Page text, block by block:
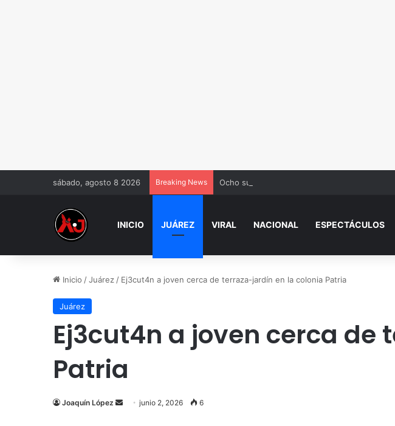
sábado, agosto 8 2026 Breaking News Ocho sui.cid.ios en pocas horas generan
INICIO JUÁREZ VIRAL NACIONAL ESPECTÁCULOS
Inicio /Juárez / Ej3cut4n a joven cerca de terraza-jardín en la colonia Patria
Juárez
Ej3cut4n a joven cerca
Patria
Joaquín López
Sendjunio 2, 2026 6